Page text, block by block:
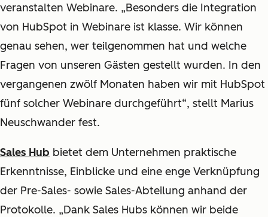
veranstalten Webinare. „Besonders die Integration
von HubSpot in Webinare ist klasse. Wir können
genau sehen, wer teilgenommen hat und welche
Fragen von unseren Gästen gestellt wurden. In den
vergangenen zwölf Monaten haben wir mit HubSpot
fünf solcher Webinare durchgeführt“, stellt Marius
Neuschwander fest.
Sales Hub bietet dem Unternehmen praktische
Erkenntnisse, Einblicke und eine enge Verknüpfung
der Pre-Sales- sowie Sales-Abteilung anhand der
Protokolle. „Dank Sales Hubs können wir beide